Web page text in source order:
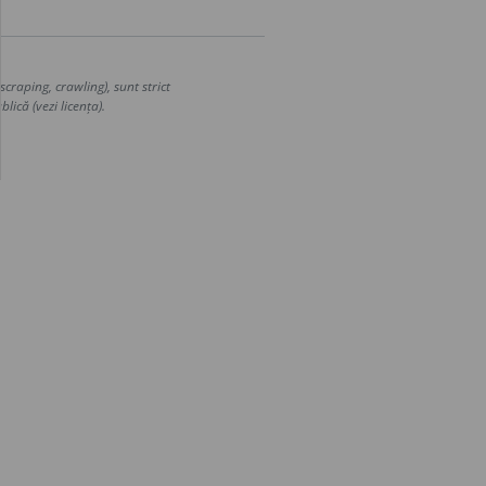
crawling), sunt strict
(vezi licența).